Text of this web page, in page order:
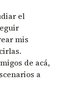
el
mis
de acá,
a